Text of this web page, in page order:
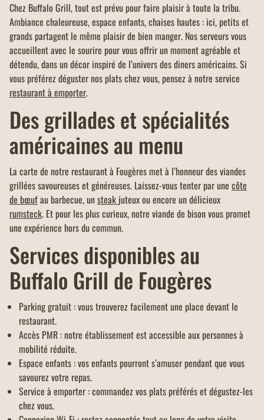
Chez Buffalo Grill, tout est prévu pour faire plaisir à toute la tribu.
Ambiance chaleureuse, espace enfants, chaises hautes : ici, petits et
grands partagent le même plaisir de bien manger. Nos serveurs vous
accueillent avec le sourire pour vous offrir un moment agréable et
détendu, dans un décor inspiré de l’univers des diners américains. Si
vous préférez déguster nos plats chez vous, pensez à notre service
restaurant à emporter.
Des grillades et spécialités
américaines au menu
La carte de notre restaurant à Fougères met à l’honneur des viandes
grillées savoureuses et généreuses. Laissez-vous tenter par une côte
de bœufau barbecue, unsteak juteux ou encore un délicieux
rumsteck. Et pour les plus curieux, notre viande de bison vous promet
une expérience hors du commun.
Services disponibles au
Buffalo Grill de Fougères
Parking gratuit : vous trouverez facilement une place devant le
restaurant.
Accès PMR : notre établissement est accessible aux personnes à
mobilité réduite.
Espace enfants : vos enfants pourront s’amuser pendant que vous
savourez votre repas.
Service à emporter : commandez vos plats préférés et dégustez-les
chez vous.